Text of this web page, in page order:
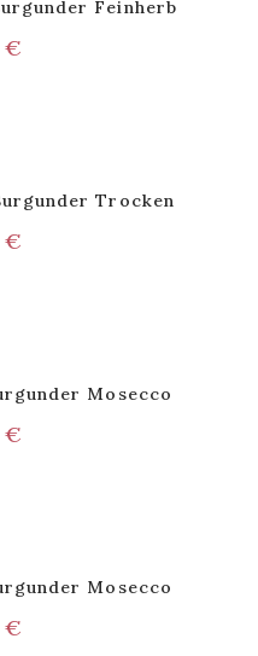
Feinherb
€
Trocken
€
Mosecco
€
Mosecco
€